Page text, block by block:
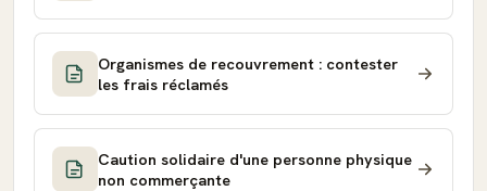
Organismes de recouvrement : contester
les frais réclamés
Caution solidaire d'une personne physique
non commerçante